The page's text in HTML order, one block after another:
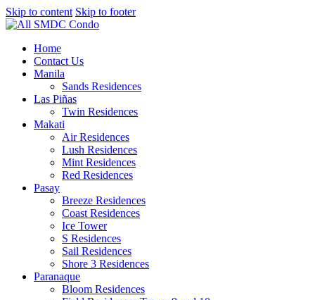
Skip to content Skip to footer
Home
Contact Us
Manila
Sands Residences
Las Piñas
Twin Residences
Makati
Air Residences
Lush Residences
Mint Residences
Red Residences
Pasay
Breeze Residences
Coast Residences
Ice Tower
S Residences
Sail Residences
Shore 3 Residences
Paranaque
Bloom Residences